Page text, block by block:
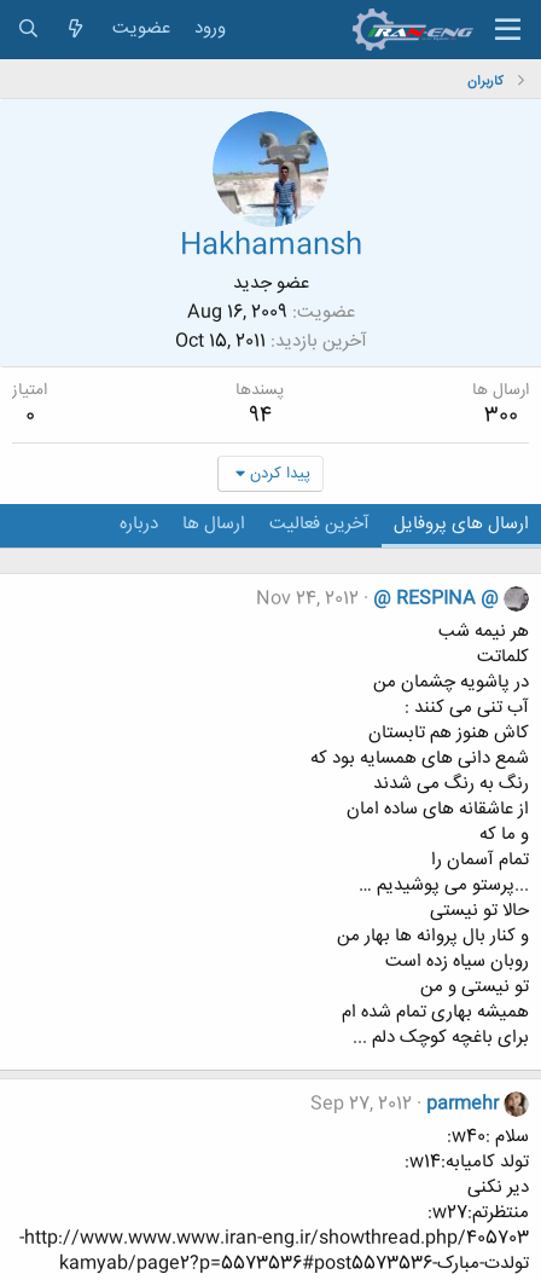
ورود عضویت
کاربران
Hakhamansh
عضو جدید
عضویت Aug 16, 2009
آخرین بازدید Oct 15, 2011
ارسال ها
300
پسندها
94
امتیاز
0
پیدا کردن
ارسال های پروفایل آخرین فعالیت ارسال ها درباره
@ RESPINA @
Nov 24, 2012
هر نیمه شب
کلماتت
در پاشویه چشمان من
آب تنی می کنند :
کاش هنوز هم تابستان
شمع دانی های همسایه بود که
رنگ به رنگ می شدند
از عاشقانه های ساده امان
و ما که
تمام آسمان را
...پرستو می پوشیدیم …
حالا تو نیستی
و کنار بال پروانه ها بهار من
روبان سیاه زده است
تو نیستی و من
همیشه بهاری تمام شده ام
برای باغچه کوچک دلم ...
parmehr
Sep 27, 2012
سلام :w40:
تولد کامیابه:w14:
دیر نکنی
منتظرتم:w27:
http://www.www.www.iran-eng.ir/showthread.php/405703-
تولدت-مبارک-kamyab/page2?p=5573536#post5573536